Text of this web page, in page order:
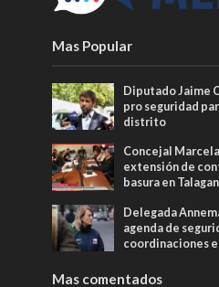
Mas Popular
Diputado Jaime
pro seguridad
distrito
Concejal
extensión de
basura en
Delegada
agenda de
coordinaciones
Mas comentados